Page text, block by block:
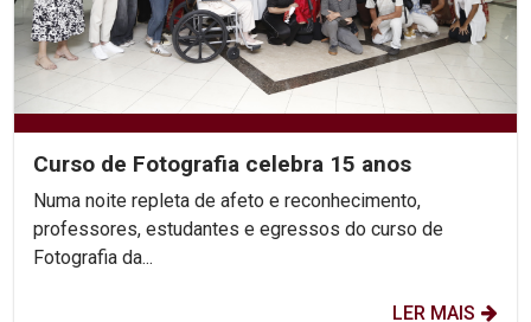
Curso de Fotografia celebra 15 anos
Numa noite repleta de afeto e reconhecimento,
professores, estudantes e egressos do curso de
Fotografia da...
LER MAIS